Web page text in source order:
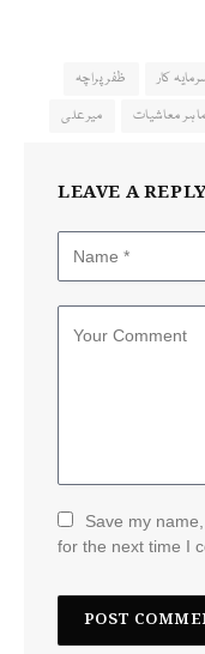
کار
ظفر پراچہ
ماہر معاشیات میرعلی
LEAVE A
Save my
for the next time I